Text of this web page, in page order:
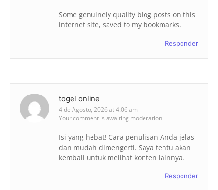
Some genuinely quality blog posts on this
internet site, saved to my bookmarks.
Responder
togel online
4 de Agosto, 2026 at 4:06 am
Your comment is awaiting moderation.
Isi yang hebat! Cara penulisan Anda jelas
dan mudah dimengerti. Saya tentu akan
kembali untuk melihat konten lainnya.
Responder